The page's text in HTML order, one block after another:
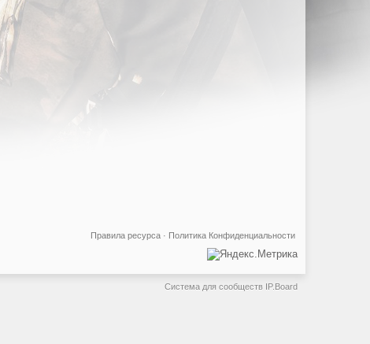
Политика Конфиденциальности
Правила ресурса ·
Система для сообществ IP.Board